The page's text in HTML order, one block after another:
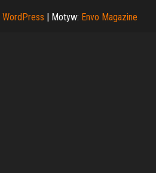
WordPress Motyw: Envo Magazine